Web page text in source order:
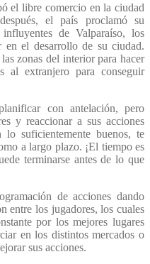
el libre comercio en la ciudad
el país proclamó su
de Valparaíso, los
en el desarrollo de su ciudad.
zonas del interior para hacer
al extranjero para conseguir
con antelación, pero
y reaccionar a sus acciones
suficientemente buenos, te
a largo plazo. ¡El tiempo es
terminarse antes de lo que
de acciones dando
entre los jugadores, los cuales
por los mejores lugares
en los distintos mercados o
sus acciones.